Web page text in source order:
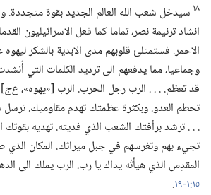
١٨ سيدخل شعب الله العالم الجديد بقوة متجددة.‏
انشاد ترنيمة نصر،‏ تماما كما فعل الاسرائيليون
الاحمر.‏ فستمتلئ قلوبهم مدى الابدية بالشكر ليهوه
وجماعيا،‏ مما يدفعهم الى ترديد الكلمات التي
قد تعظم.‏ .‏ .‏ .‏ الرب رجل الحرب.‏ الرب [«يهوه»،‏ع‌ج
تحطم العدو.‏ وبكثرة عظمتك تهدم مقاوميك.‏
.‏ .‏ .‏ ترشد برأفتك الشعب الذي فديته.‏ تهديه
تجيء بهم وتغرسهم في جبل ميراثك.‏ المكان الذي
المقدِس الذي هيأَتْه يداك يا رب.‏ الرب يملك الى
١٥:‏١-‏١٩
‏.‏